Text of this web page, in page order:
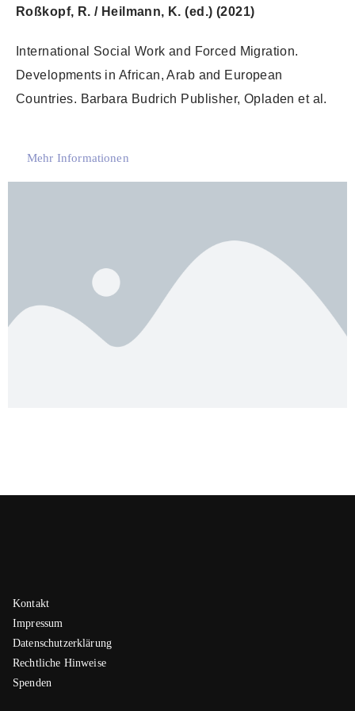
Roßkopf, R. / Heilmann, K. (ed.) (2021)
International Social Work and Forced Migration.
Developments in African, Arab and European
Countries. Barbara Budrich Publisher, Opladen et al.
Mehr Informationen
Kontakt
Impressum
Datenschutzerklärung
Rechtliche Hinweise
Spenden